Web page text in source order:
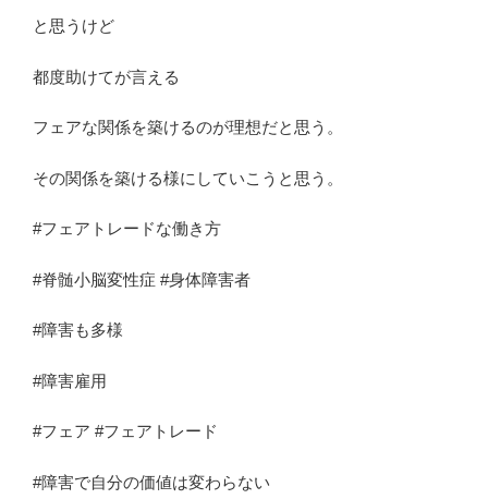
と思うけど
都度助けてが言える
フェアな関係を築けるのが理想だと思う。
その関係を築ける様にしていこうと思う。
#フェアトレードな働き方
#脊髄小脳変性症 #身体障害者
#障害も多様
#障害雇用
#フェア #フェアトレード
#障害で自分の価値は変わらない